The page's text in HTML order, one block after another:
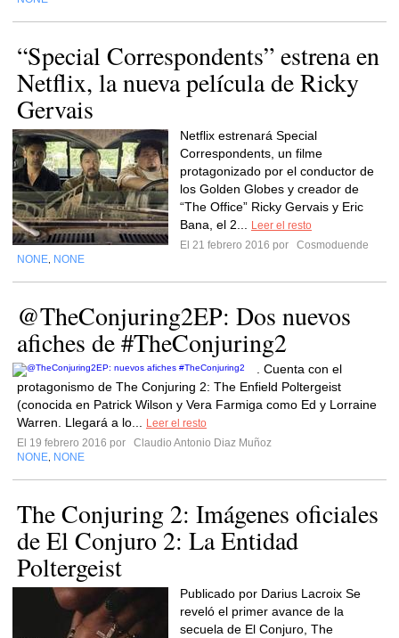
“Special Correspondents” estrena en
Netflix, la nueva película de Ricky
Gervais
Netflix estrenará Special
Correspondents, un filme
protagonizado por el conductor de
los Golden Globes y creador de
“The Office” Ricky Gervais y Eric
Bana, el 2...
Leer el resto
El 21 febrero 2016 por
Cosmoduende
NONE NONE
@TheConjuring2EP: Dos nuevos
afiches de #TheConjuring2
. Cuenta con el
protagonismo de The Conjuring 2: The Enfield Poltergeist
(conocida en Patrick Wilson y Vera Farmiga como Ed y Lorraine
Warren. Llegará a lo...
Leer el resto
El 19 febrero 2016 por
Claudio Antonio Diaz Muñoz
NONE NONE
The Conjuring 2: Imágenes oficiales
de El Conjuro 2: La Entidad
Poltergeist
Publicado por Darius Lacroix Se
reveló el primer avance de la
secuela de El Conjuro, The